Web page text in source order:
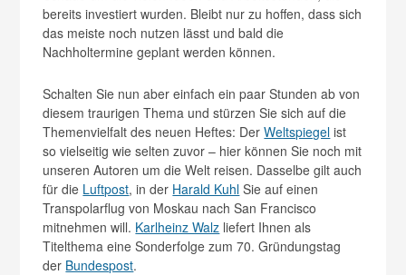
bereits investiert wurden. Bleibt nur zu hoffen, dass sich
das meiste noch nutzen lässt und bald die
Nachholtermine geplant werden können.
Schalten Sie nun aber einfach ein paar Stunden ab von
diesem traurigen Thema und stürzen Sie sich auf die
Themenvielfalt des neuen Heftes: DerWeltspiegel ist
so vielseitig wie selten zuvor – hier können Sie noch mit
unseren Autoren um die Welt reisen. Dasselbe gilt auch
für die Luftpost, in der Harald Kuhl Sie auf einen
Transpolarflug von Moskau nach San Francisco
mitnehmen will. Karlheinz Walz liefert Ihnen als
Titelthema eine Sonderfolge zum 70. Gründungstag
der Bundespost.